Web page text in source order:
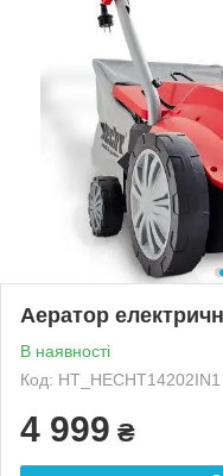
Аератор
В наявності
Код: HT_HECHT14202IN1
4 999 ₴